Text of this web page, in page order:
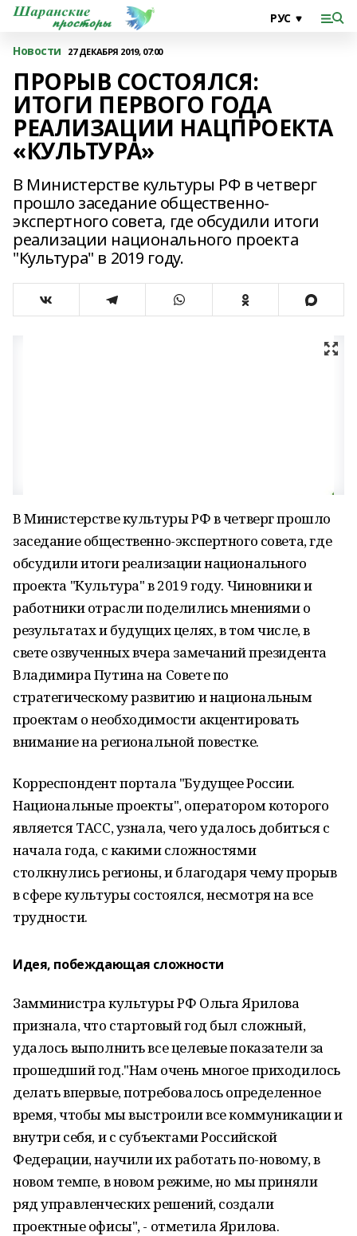
Новости 27 ДЕКАБРЯ 2019, 07:00
ПРОРЫВ СОСТОЯЛСЯ:
ИТОГИ ПЕРВОГО ГОДА
РЕАЛИЗАЦИИ НАЦПРОЕКТА
«КУЛЬТУРА»
В Министерстве культуры РФ в четверг
прошло заседание общественно-
экспертного совета, где обсудили итоги
реализации национального проекта
"Культура" в 2019 году.
В Министерстве культуры РФ в четверг прошло
заседание общественно-экспертного совета, где
обсудили итоги реализации национального
проекта "Культура" в 2019 году. Чиновники и
работники отрасли поделились мнениями о
результатах и будущих целях, в том числе, в
свете озвученных вчера замечаний президента
Владимира Путина на Совете по
стратегическому развитию и национальным
проектам о необходимости акцентировать
внимание на региональной повестке.
Корреспондент портала "Будущее России.
Национальные проекты", оператором которого
является ТАСС, узнала, чего удалось добиться с
начала года, с какими сложностями
столкнулись регионы, и благодаря чему прорыв
в сфере культуры состоялся, несмотря на все
трудности.
Идея, побеждающая сложности
Замминистра культуры РФ Ольга Ярилова
признала, что стартовый год был сложный,
удалось выполнить все целевые показатели за
прошедший год."Нам очень многое приходилось
делать впервые, потребовалось определенное
время, чтобы мы выстроили все коммуникации и
внутри себя, и с субъектами Российской
Федерации, научили их работать по-новому, в
новом темпе, в новом режиме, но мы приняли
ряд управленческих решений, создали
проектные офисы", - отметила Ярилова.